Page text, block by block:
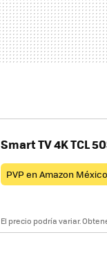
Smart TV 4K TCL
PVP en Amazon
El precio podría variar.